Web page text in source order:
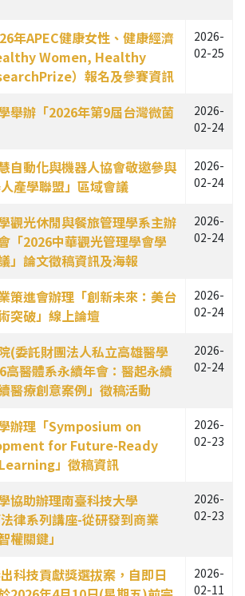
年APEC健康女性、健康經濟
Women, Healthy
）報名及參賽資訊
2026-
02-25
舉辦「2026年第9屆台灣微菌
2026-
02-24
自動化與機器人協會敬邀參與
產學聯盟」區域會議
2026-
02-24
觀光休閒與餐旅管理學系主辦
「2026中華觀光管理學會學
」論文徵稿資訊及海報
2026-
02-24
策進會辦理「創新未來：美台
突破」線上論壇
2026-
02-24
(委託財團法人私立高雄醫學
高醫體系永續年會：醫起永續
醫療創意案例」徵稿活動
2026-
02-24
辦理「Symposium on
for Future-Ready
」徵稿資訊
2026-
02-23
協助辦理南臺科技大學
法律系列講座-從研發到商業
權關鍵」
2026-
02-23
科技貢獻獎選拔案，自即日
2026-
02-11